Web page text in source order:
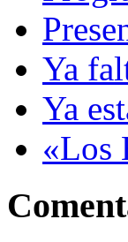
Ya
Ya
«Los